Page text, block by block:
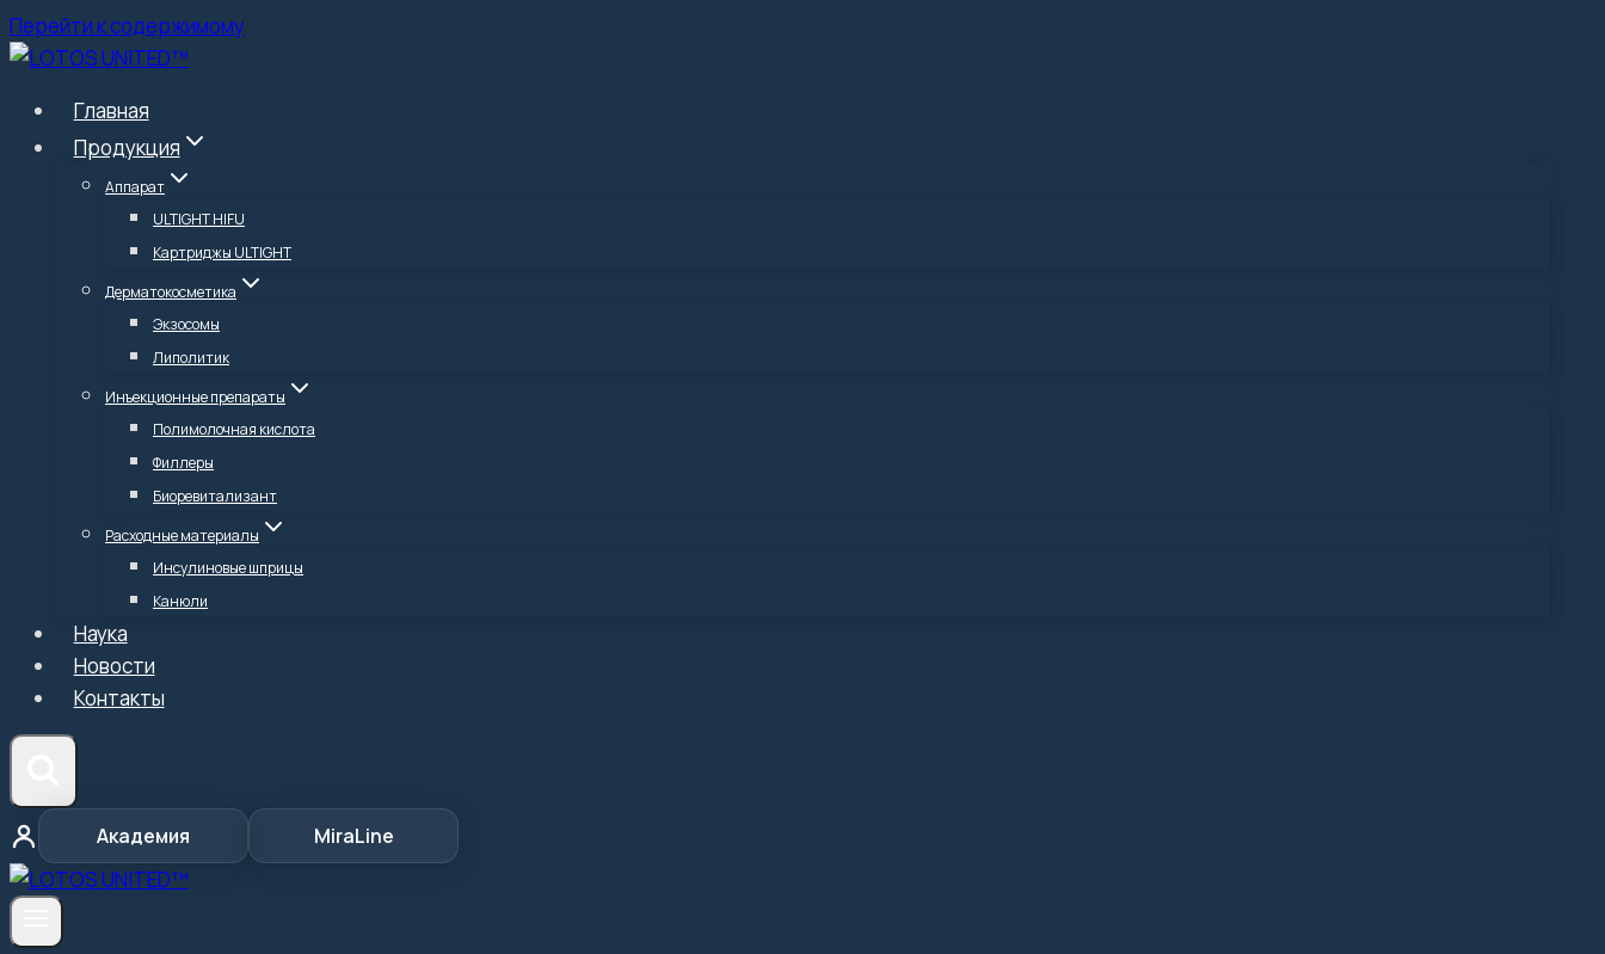
Перейти к содержимому
Главная
Продукция
Аппарат
ULTIGHT HIFU
Картриджы ULTIGHT
Дерматокосметика
Экзосомы
Липолитик
Инъекционные препараты
Полимолочная кислота
Филлеры
Биоревитализант
Расходные материалы
Инсулиновые шприцы
Канюли
Наука
Новости
Контакты
Академия MiraLine